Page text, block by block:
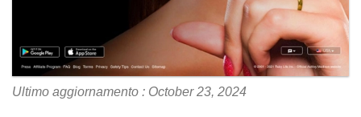
Ultimo aggiornamento : October 23, 2024